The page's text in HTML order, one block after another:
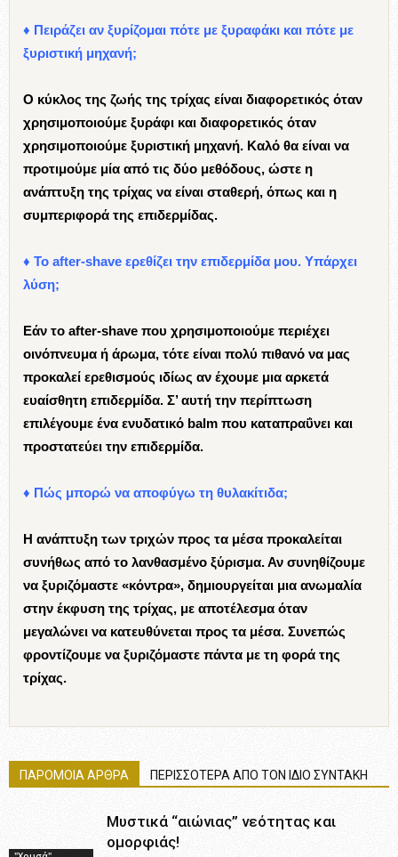
♦ Πειράζει αν ξυρίζομαι πότε με ξυραφάκι και πότε με
ξυριστική μηχανή;
Ο κύκλος της ζωής της τρίχας είναι διαφορετικός όταν
χρησιμοποιούμε ξυράφι και διαφορετικός όταν
χρησιμοποιούμε ξυριστική μηχανή. Καλό θα είναι να
προτιμούμε μία από τις δύο μεθόδους, ώστε η
ανάπτυξη της τρίχας να είναι σταθερή, όπως και η
συμπεριφορά της επιδερμίδας.
♦ Το after-shave ερεθίζει την επιδερμίδα μου. Υπάρχει
λύση;
Εάν το after-shave που χρησιμοποιούμε περιέχει
οινόπνευμα ή άρωμα, τότε είναι πολύ πιθανό να μας
προκαλεί ερεθισμούς ιδίως αν έχουμε μια αρκετά
ευαίσθητη επιδερμίδα. Σ’ αυτή την περίπτωση
επιλέγουμε ένα ενυδατικό balm που καταπραΰνει και
προστατεύει την επιδερμίδα.
♦ Πώς μπορώ να αποφύγω τη θυλακίτιδα;
Η ανάπτυξη των τριχών προς τα μέσα προκαλείται
συνήθως από το λανθασμένο ξύρισμα. Αν συνηθίζουμε
να ξυριζόμαστε «κόντρα», δημιουργείται μια ανωμαλία
στην έκφυση της τρίχας, με αποτέλεσμα όταν
μεγαλώνει να κατευθύνεται προς τα μέσα. Συνεπώς
φροντίζουμε να ξυριζόμαστε πάντα με τη φορά της
τρίχας.
ΠΑΡΟΜΟΙΑ ΑΡΘΡΑ ΠΕΡΙΣΣΟΤΕΡΑ ΑΠΟ ΤΟΝ ΙΔΙΟ ΣΥΝΤΑΚΗ
Μυστικά “αιώνιας” νεότητας και
ομορφιάς!